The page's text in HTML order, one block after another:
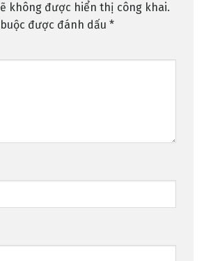
không được hiển thị công khai.
được đánh dấu *